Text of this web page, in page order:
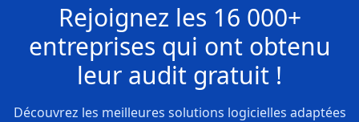
Rejoignez les 16 000+
entreprises qui ont obtenu
leur audit gratuit !
Découvrez les meilleures solutions logicielles adaptées